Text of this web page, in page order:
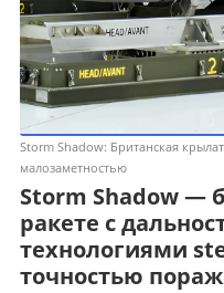
Storm Shadow: Британская
малозаметностью
Storm Shadow —
ракете с
технологиями
точностью